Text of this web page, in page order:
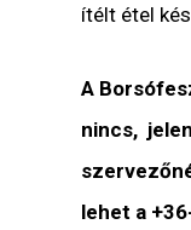
ítélt étel
A
nincs,
lehet a